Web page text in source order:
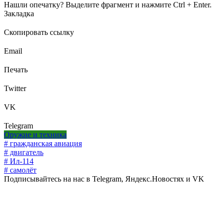
Нашли опечатку? Выделите фрагмент и нажмите Ctrl + Enter.
Закладка
Скопировать ссылку
Email
Печать
Twitter
VK
Telegram
Оружие и техника
# гражданская авиация
# двигатель
# Ил-114
# самолёт
Подписывайтесь на нас в Telegram, Яндекс.Новостях и VK